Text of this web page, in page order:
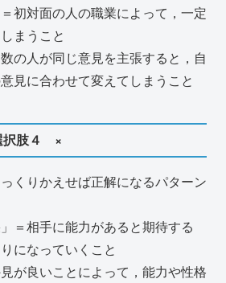
初対面の人の職業によって，一定
まうこと
の人が同じ意見を主張すると，自
見に合わせて変えてしまうこと
肢４ ×
くりかえせば正解になるパターン
＝相手に能力があると期待する
になっていくこと
が良いことによって，能力や性格